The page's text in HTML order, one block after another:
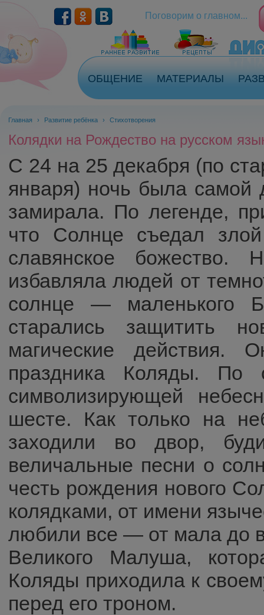
Перейти к основному содержанию
Поговорим о главном...
ОБЩЕНИЕ МАТЕРИАЛЫ
Главная › Развитие ребёнка › Стихотворения
Колядки на Рождество на русском
С 24 на 25 декабря (по
января) ночь была самой
замирала. По легенде,
что Солнце съедал
славянское
избавляла людей от
солнце — маленького
старались защитить
магические действия.
праздника Коляды. По
символизирующей
шесте. Как только на
заходили во двор,
величальные песни о
честь рождения нового
колядками, от имени
любили все — от мала до
Великого Малуша,
Коляды приходила к
перед его троном.